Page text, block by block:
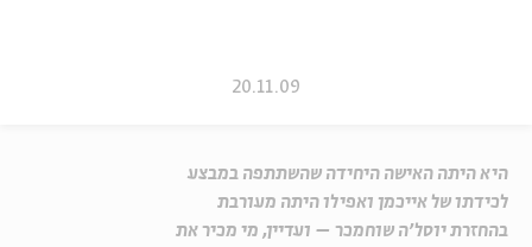
20.11.09
היא היתה האישה היחידה שהשתתפה במבצע
לכידתו של אייכמן ואפילו היתה מעורבת
בהחזרת יוסל'ה שוחמכר – ועדיין, מי מכיר את